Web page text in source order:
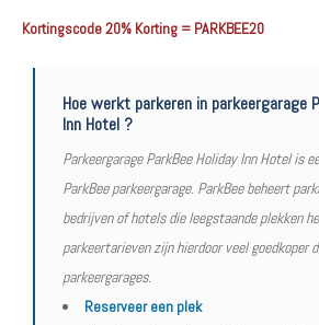
Kortingscode 20% Korting = PARKBEE20
Hoe werkt parkeren in parkeergarage
Inn Hotel ?
Parkeergarage ParkBee Holiday Inn Hotel is
ParkBee parkeergarage. ParkBee beheert
bedrijven of hotels die leegstaande plekken
parkeertarieven zijn hierdoor veel goedkoper
parkeergarages.
Reserveer een plek